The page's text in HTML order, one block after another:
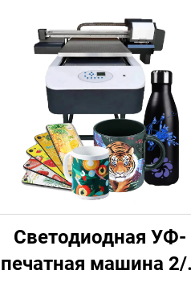
Светодиодная УФ-
печатная машина 2/